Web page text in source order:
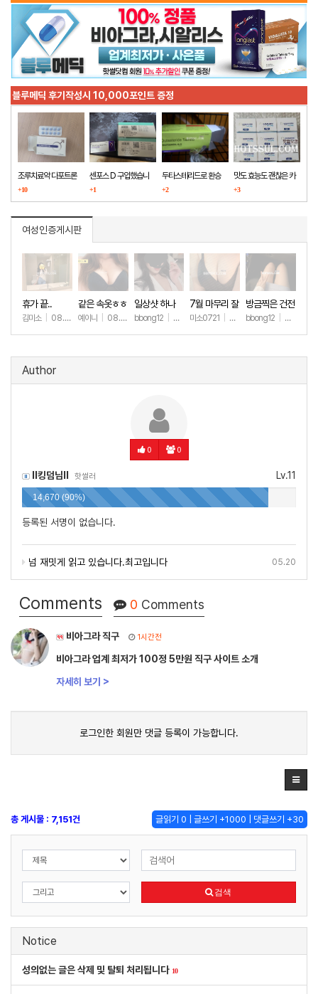
블루메딕 후기작성시 10,000포인트 증정
조루치료약 다포트론
구매했습니다
+10
센포스 D 구입했습니
다
+1
두타스테리드로 환승
+2
맛도 효능도 괜찮은 카
마그라
+3
여성인증게시판
휴가 끝..
김미소 08.07 +190
같은 속옷ㅎㅎ
예이니 08.04 +71
일상샷 하나
bbong12 07.31+90
7월 마무리 잘
하세요🫶
미소0721 07.31+264
방금찍은 건전
한 일상샷
bbong12 07.28
Author
0 0
Lv.11
ll킹덤님ll 핫썰러
14,670 (90%)
등록된 서명이 없습니다.
05.20
넘 재밋게 읽고 있습니다.최고입니다
Comments 0 Comments
비아그라 직구 1시간전
비아그라 업계 최저가 100정 5만원 직구 사이트 소개
자세히 보기 >
로그인한 회원만 댓글 등록이 가능합니다.
글읽기 0 | 글쓰기 +1000 | 댓글쓰기 +30
총 게시물 : 7,151건
검색
Notice
성의없는 글은 삭제 및 탈퇴 처리됩니다 10